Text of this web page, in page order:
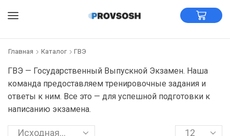
Главная Каталог ГВЭ
ГВЭ — Государственный Выпускной Экзамен. Наша
команда предоставляем тренировочные задания и
ответы к ним. Все это — для успешной подготовки к
написанию экзамена.